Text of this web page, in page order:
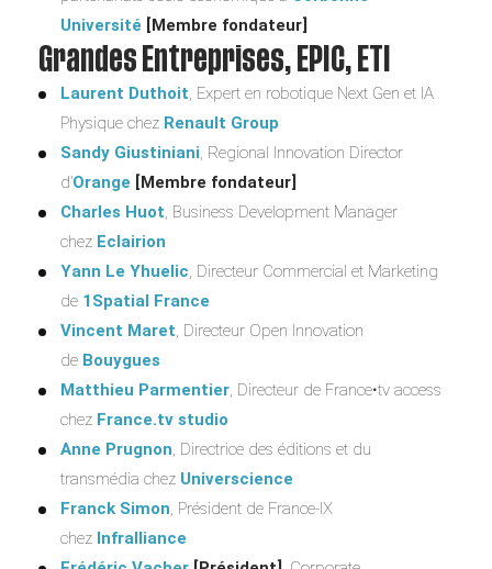
Université [Membre fondateur]
Grandes Entreprises, EPIC, ETI
Laurent Duthoit , Expert en robotique Next Gen et IA
Physique chez Renault Group
Sandy Giustiniani , Regional Innovation Director
d’Orange [Membre fondateur]
Charles Huot , Business Development Manager
chez Eclairion
Yann Le Yhuelic , Directeur Commercial et Marketing
de 1Spatial France
Vincent Maret , Directeur Open Innovation
de Bouygues
Matthieu Parmentier , Directeur de France•tv access
chez France.tv studio
Anne Prugnon , Directrice des éditions et du
transmédia chez Universcience
Franck Simon , Président de France-IX
chez Infralliance